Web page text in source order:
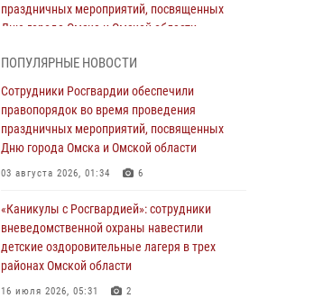
праздничных мероприятий, посвященных
Дню города Омска и Омской области
Всероссийская акция «Каникулы с
Росгвардией» продолжается в Омской
области
31 июля 2026, 09:22 1
Росгвардии прошла тренировка по
управлению беспилотниками (видео)
30 июля 2026, 04:39 2 2
Росгвардия обеспечила безопасность
ПОПУЛЯРНЫЕ НОВОСТИ
Сотрудники Росгвардии обеспечили
правопорядок во время проведения
праздничных мероприятий, посвященных
Дню города Омска и Омской области
03 августа 2026, 01:34 6
«Каникулы с Росгвардией»: сотрудники
вневедомственной охраны навестили
детские оздоровительные лагеря в трех
районах Омской области
16 июля 2026, 05:31 2